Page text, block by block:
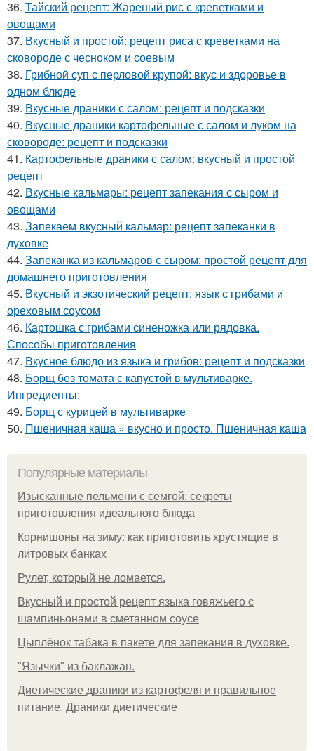
36. Тайский рецепт: Жареный рис с креветками и
овощами
37. Вкусный и простой: рецепт риса с креветками на
сковороде с чесноком и соевым
38. Грибной суп с перловой крупой: вкус и здоровье в
одном блюде
39. Вкусные драники с салом: рецепт и подсказки
40. Вкусные драники картофельные с салом и луком на
сковороде: рецепт и подсказки
41. Картофельные драники с салом: вкусный и простой
рецепт
42. Вкусные кальмары: рецепт запекания с сыром и
овощами
43. Запекаем вкусный кальмар: рецепт запеканки в
духовке
44. Запеканка из кальмаров с сыром: простой рецепт для
домашнего приготовления
45. Вкусный и экзотический рецепт: язык с грибами и
ореховым соусом
46. Картошка с грибами синеножка или рядовка.
Способы приготовления
47. Вкусное блюдо из языка и грибов: рецепт и подсказки
48. Борщ без томата с капустой в мультиварке.
Ингредиенты:
49. Борщ с курицей в мультиварке
50. Пшеничная каша » вкусно и просто. Пшеничная каша
Популярные материалы
Изысканные пельмени с семгой: секреты
приготовления идеального блюда
Корнишоны на зиму: как приготовить хрустящие в
литровых банках
Рулет, который не ломается.
Вкусный и простой рецепт языка говяжьего с
шампиньонами в сметанном соусе
Цыплёнок табака в пакете для запекания в духовке.
"Язычки" из баклажан.
Диетические драники из картофеля и правильное
питание. Драники диетические